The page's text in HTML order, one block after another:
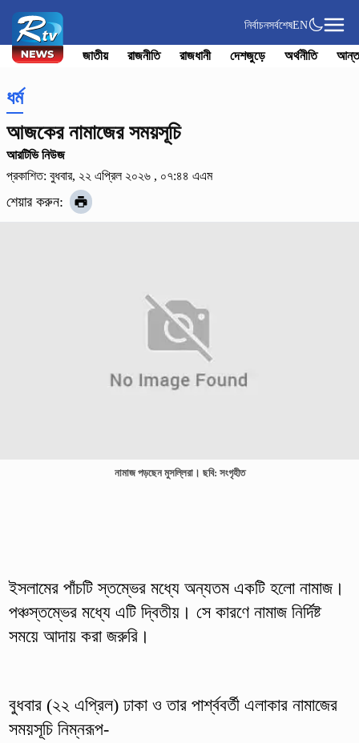
নির্বাচনসর্বশেষEN
জাতীয় রাজনীতি রাজধানী দেশজুড়ে অর্থনীতি
ধর্ম
আজকের নামাজের সময়সূচি
আরটিভি নিউজ
প্রকাশিত: বুধবার, ২২ এপ্রিল ২০২৬ , ০৭:৪৪ এএম
শেয়ার করুন:
নামাজ পড়ছেন মুসল্লিরা। ছবি: সংগৃহীত
ইসলামের পাঁচটি স্তম্ভের মধ্যে অন্যতম একটি হলো নামাজ।
পঞ্চস্তম্ভের মধ্যে এটি দ্বিতীয়। সে কারণে নামাজ নির্দিষ্ট
সময়ে আদায় করা জরুরি।
বুধবার (২২ এপ্রিল) ঢাকা ও তার পার্শ্ববর্তী এলাকার নামাজের
সময়সূচি নিম্নরূপ-